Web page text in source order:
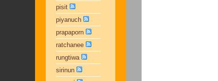
pisit
piyanuch
prapaporn
ratchanee
rungtiwa
sirinun